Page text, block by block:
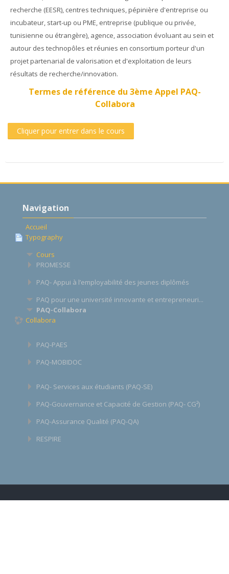
recherche (EESR), centres techniques, pépinière d'entreprise ou
incubateur, start-up ou PME, entreprise (publique ou privée,
tunisienne ou étrangère), agence, association évoluant au sein et
autour des technopôles et réunies en consortium porteur d'un
projet partenarial de valorisation et d'exploitation de leurs
résultats de recherche/innovation.
Termes de référence du 3ème Appel PAQ-
Collabora
Cliquer pour entrer dans le cours
Navigation
Accueil
Typography
Cours
PROMESSE
PAQ- Appui à l’employabilité des jeunes diplômés
PAQ pour une université innovante et entrepreneuri...
PAQ-Collabora
Collabora
PAQ-PAES
PAQ-MOBIDOC
PAQ- Services aux étudiants (PAQ-SE)
PAQ-Gouvernance et Capacité de Gestion (PAQ- CG²)
PAQ-Assurance Qualité (PAQ-QA)
RESPIRE